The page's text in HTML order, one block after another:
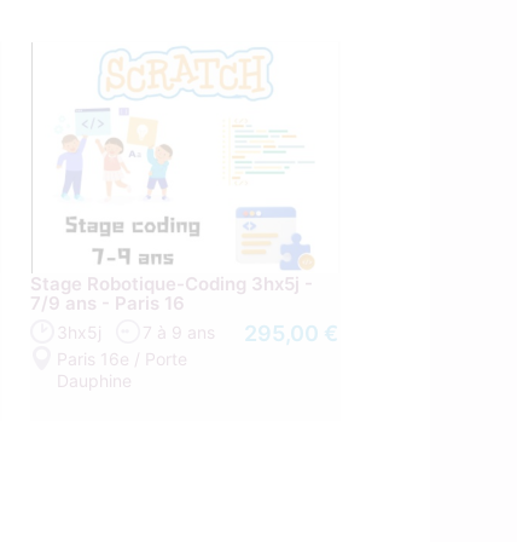
Stage Robotique-Coding 3hx5j -
7/9 ans - Paris 16
3hx5j
7 à 9 ans
Paris 16e / Porte
Dauphine
295,00 €